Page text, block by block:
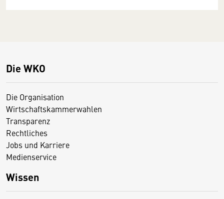
Die WKO
Die Organisation
Wirtschaftskammerwahlen
Transparenz
Rechtliches
Jobs und Karriere
Medienservice
Wissen